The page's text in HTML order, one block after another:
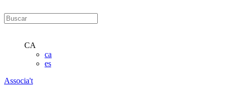
CA
ca
es
Associa't